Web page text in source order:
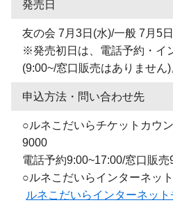
発売日
友の会 7月3日(水)/一般 7月5
※発売初日は、電話予約・イ
(9:00~/窓口販売はありません)
申込方法・問い合わせ先
○ルネこだいらチケットカウ
9000
電話予約9:00~17:00/窓口販売
○ルネこだいらインターネッ
ルネこだいらインターネッ